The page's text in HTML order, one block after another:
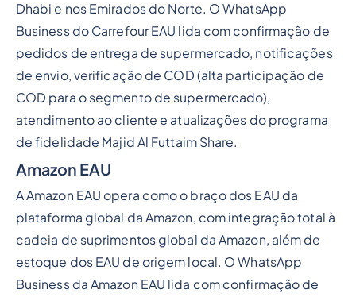
Dhabi e nos Emirados do Norte. O WhatsApp
Business do Carrefour EAU lida com confirmação de
pedidos de entrega de supermercado, notificações
de envio, verificação de COD (alta participação de
COD para o segmento de supermercado),
atendimento ao cliente e atualizações do programa
de fidelidade Majid Al Futtaim Share.
Amazon EAU
A Amazon EAU opera como o braço dos EAU da
plataforma global da Amazon, com integração total à
cadeia de suprimentos global da Amazon, além de
estoque dos EAU de origem local. O WhatsApp
Business da Amazon EAU lida com confirmação de